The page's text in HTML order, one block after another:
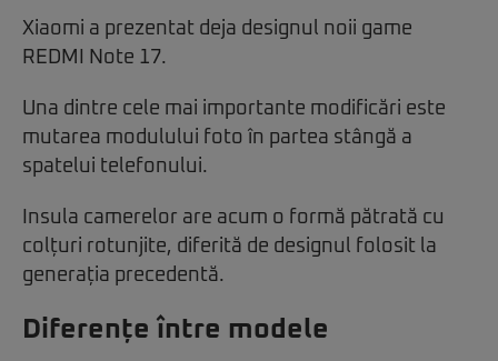
Xiaomi a prezentat deja designul noii game
REDMI Note 17.
Una dintre cele mai importante modificări este
mutarea modulului foto în partea stângă a
spatelui telefonului.
Insula camerelor are acum o formă pătrată cu
colțuri rotunjite, diferită de designul folosit la
generația precedentă.
Diferențe între modele